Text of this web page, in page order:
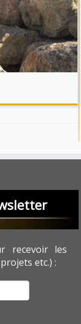
recevoir les
etc.) :